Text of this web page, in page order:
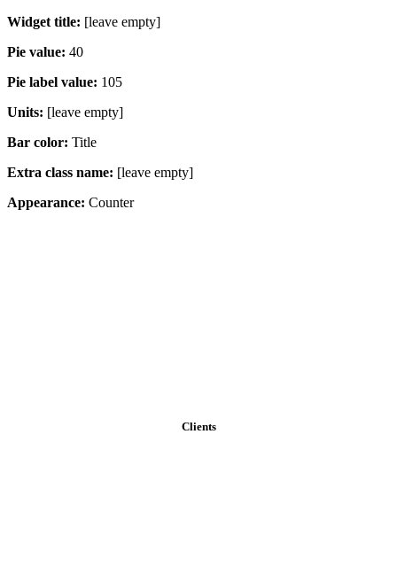
Widget title: [leave empty]
Pie value: 40
Pie label value: 105
Units: [leave empty]
Bar color: Title
Extra class name: [leave empty]
Appearance: Counter
Clients